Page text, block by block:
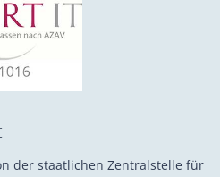
der staatlichen Zentralstelle für